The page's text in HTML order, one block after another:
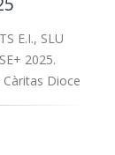
E.I., SLU
2025.
Dioce